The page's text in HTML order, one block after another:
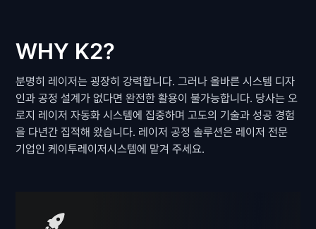
WHY K2?
분명히 레이저는 굉장히 강력합니다. 그러나 올바른 시스템 디자
인과 공정 설계가 없다면 완전한 활용이 불가능합니다. 당사는 오
로지 레이저 자동화 시스템에 집중하며 고도의 기술과 성공 경험
을 다년간 집적해 왔습니다. 레이저 공정 솔루션은 레이저 전문
기업인 케이투레이저시스템에 맡겨 주세요.